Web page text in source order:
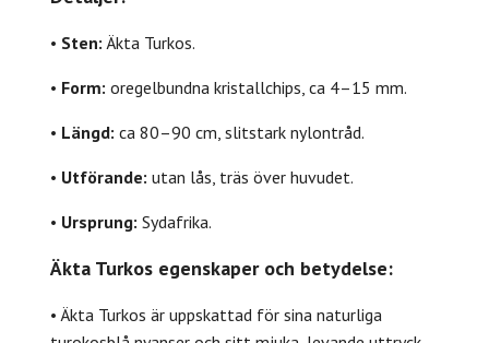
• Sten: Äkta Turkos.
• Form: oregelbundna kristallchips, ca 4–15 mm.
• Längd: ca 80–90 cm, slitstark nylontråd.
• Utförande: utan lås, träs över huvudet.
• Ursprung: Sydafrika.
Äkta Turkos egenskaper och betydelse:
• Äkta Turkos är uppskattad för sina naturliga